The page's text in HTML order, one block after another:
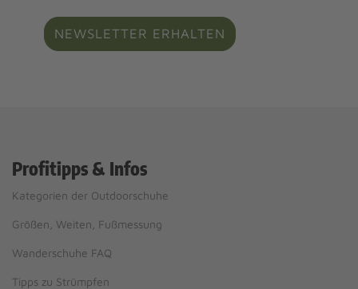
NEWSLETTER ERHALTEN
Profitipps & Infos
Kategorien der Outdoorschuhe
Größen, Weiten, Fußmessung
Wanderschuhe FAQ
Tipps zu Strümpfen